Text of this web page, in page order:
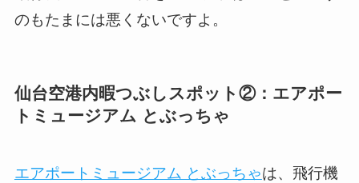
のもたまには悪くないですよ。
仙台空港内暇つぶしスポット②：エアポー
トミュージアム とぶっちゃ
エアポートミュージアム とぶっちゃは、飛行機